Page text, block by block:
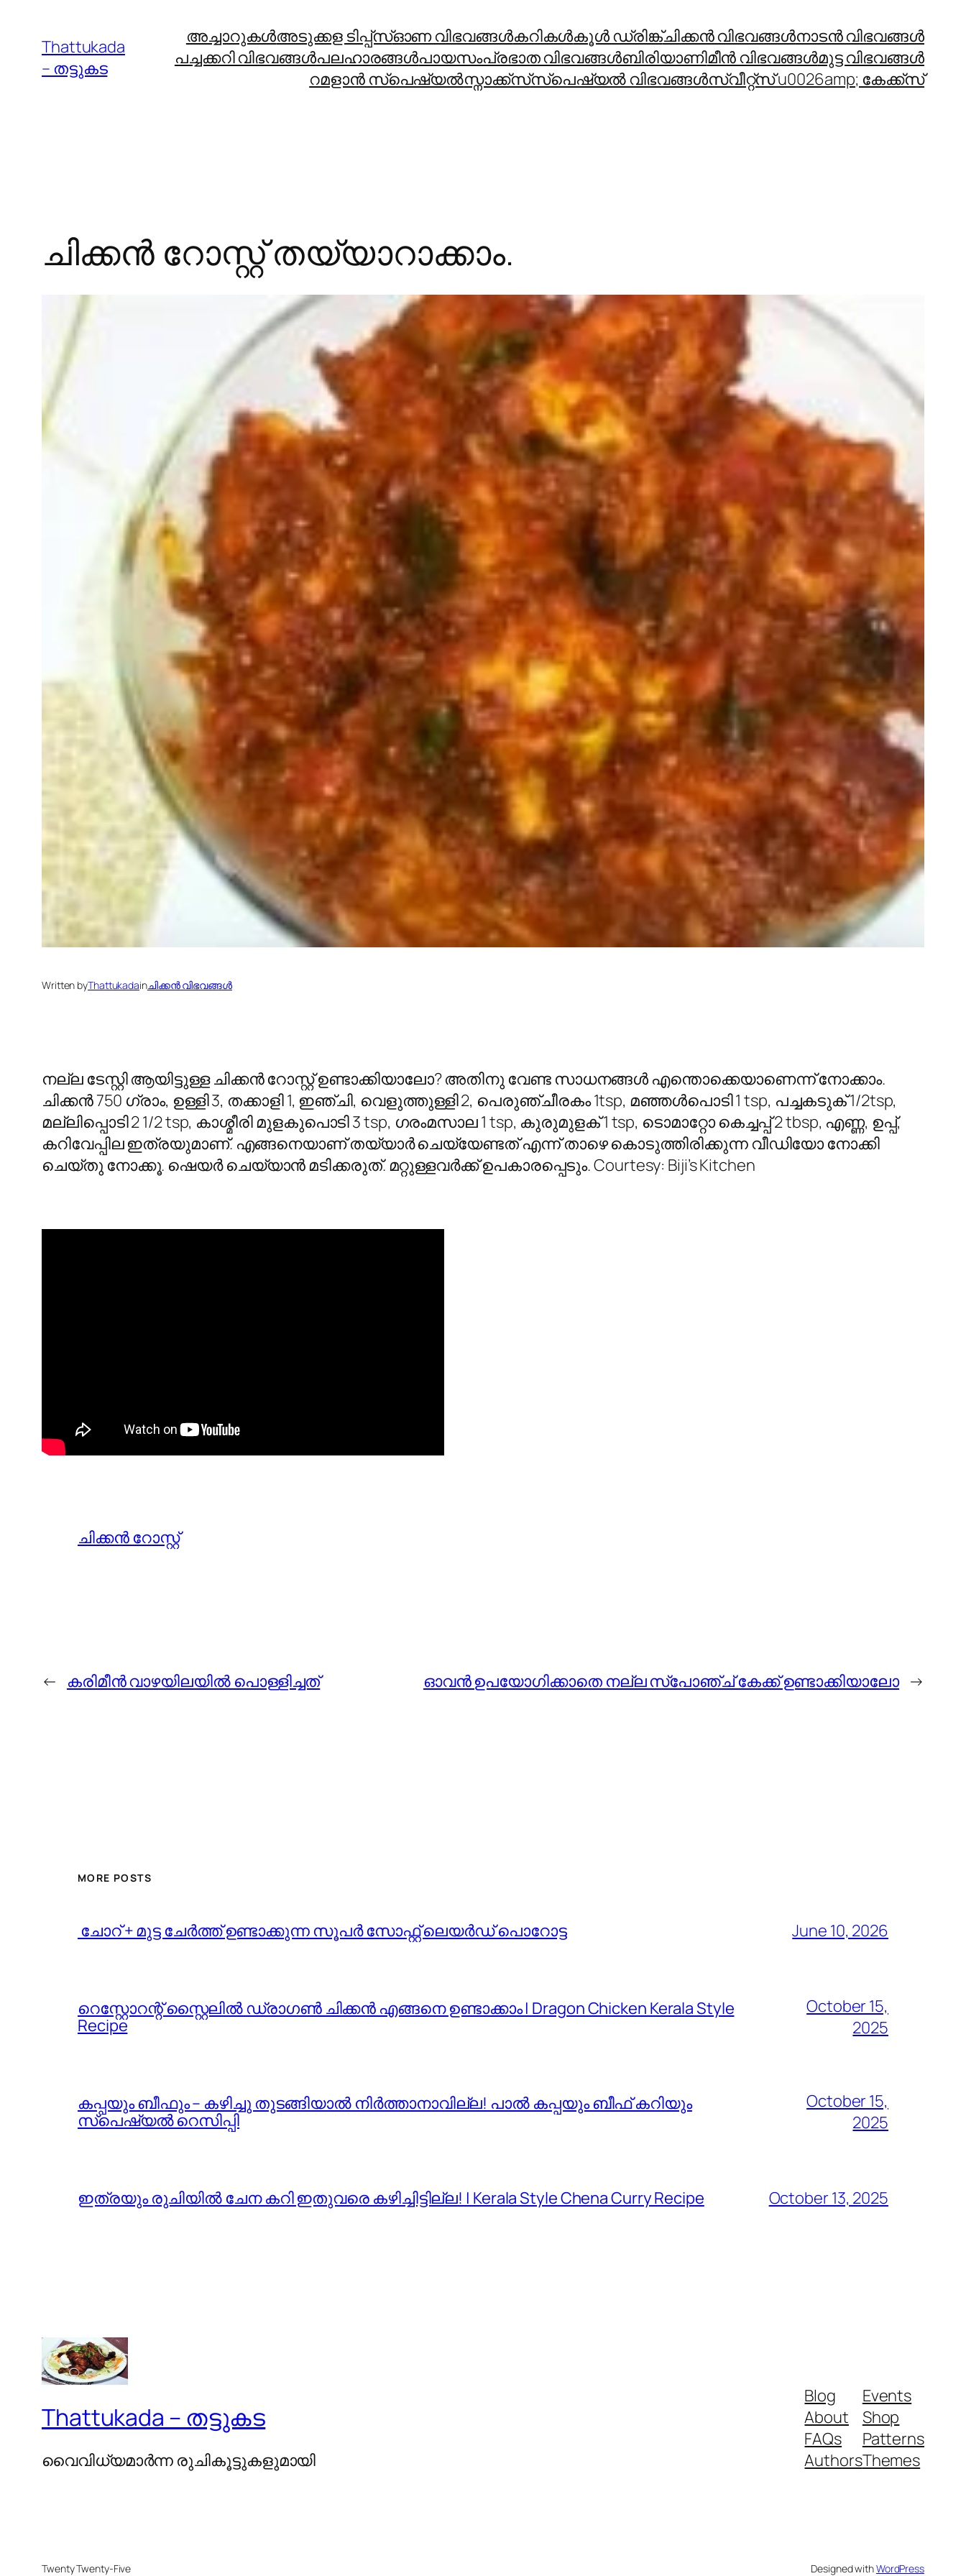
content
Thattukada
– തട്ടുകട
അച്ചാറുകള്‍അടുക്കള ടിപ്പ്സ്ഓണ വിഭവങ്ങൾകറികള്‍കൂള്‍ ഡ്രിങ്ക്ചിക്കന്‍ വിഭവങ്ങള്‍നാടന്‍ വിഭവങ്ങള്‍
പച്ചക്കറി വിഭവങ്ങള്‍പലഹാരങ്ങള്‍പായസംപ്രഭാത വിഭവങ്ങള്‍ബിരിയാണിമീന്‍ വിഭവങ്ങള്‍മുട്ട വിഭവങ്ങള്‍
റമളാന്‍ സ്പെഷ്യല്‍സ്നാക്ക്സ്സ്പെഷ്യല്‍ വിഭവങ്ങള്‍സ്വീറ്റ്സ് u0026amp; കേക്ക്സ്
ചിക്കന്‍ റോസ്റ്റ് തയ്യാറാക്കാം.
Written byThattukadainചിക്കന്‍ വിഭവങ്ങള്‍
നല്ല ടേസ്റ്റി ആയിട്ടുള്ള ചിക്കന്‍ റോസ്റ്റ് ഉണ്ടാക്കിയാലോ? അതിനു വേണ്ട സാധനങ്ങള്‍ എന്തൊക്കെയാണെന്ന് നോക്കാം.
ചിക്കന്‍ 750 ഗ്രാം, ഉള്ളി 3, തക്കാളി 1, ഇഞ്ചി, വെളുത്തുള്ളി 2, പെരുഞ്ചീരകം 1tsp, മഞ്ഞള്‍പൊടി 1 tsp, പച്ചകടുക് 1/2tsp,
മല്ലിപ്പൊടി 2 1/2 tsp, കാശ്മീരി മുളകുപൊടി 3 tsp, ഗരംമസാല 1 tsp, കുരുമുളക് 1 tsp, ടൊമാറ്റോ കെച്ചപ്പ് 2 tbsp, എണ്ണ, ഉപ്പ്,
കറിവേപ്പില ഇത്രയുമാണ്. എങ്ങനെയാണ് തയ്യാര്‍ ചെയ്യേണ്ടത് എന്ന് താഴെ കൊടുത്തിരിക്കുന്ന വീഡിയോ നോക്കി
ചെയ്തു നോക്കൂ. ഷെയര്‍ ചെയ്യാന്‍ മടിക്കരുത്. മറ്റുള്ളവര്‍ക്ക് ഉപകാരപ്പെടും. Courtesy: Biji’s Kitchen
ചിക്കന്‍ റോസ്റ്റ്
← കരിമീൻ വാഴയിലയിൽ പൊള്ളിച്ചത് ഓവന്‍ ഉപയോഗിക്കാതെ നല്ല സ്പോഞ്ച് കേക്ക് ഉണ്ടാക്കിയാലോ →
MORE POSTS
️ ചോറ് + മുട്ട ചേർത്ത് ഉണ്ടാക്കുന്ന സൂപർ സോഫ്റ്റ് ലെയർഡ് പൊറോട്ട June 10, 2026
റെസ്റ്റോറന്റ് സ്റ്റൈലിൽ ഡ്രാഗൺ ചിക്കൻ എങ്ങനെ ഉണ്ടാക്കാം | Dragon Chicken Kerala Style
Recipe
October 15,
2025
കപ്പയും ബീഫും – കഴിച്ചു തുടങ്ങിയാൽ നിർത്താനാവില്ല! പാൽ കപ്പയും ബീഫ് കറിയും
സ്പെഷ്യൽ റെസിപ്പി
October 15,
2025
ഇത്രയും രുചിയിൽ ചേന കറി ഇതുവരെ കഴിച്ചിട്ടില്ല! | Kerala Style Chena Curry Recipe October 13, 2025
Thattukada – തട്ടുകട
വൈവിധ്യമാര്‍ന്ന രുചികൂട്ടുകളുമായി
Blog
About
FAQs
Authors
Events
Shop
Patterns
Themes
Twenty Twenty-Five Designed withWordPress